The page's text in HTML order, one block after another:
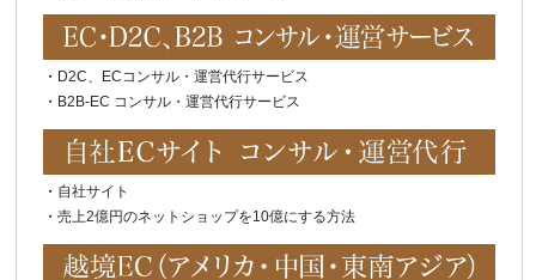
・ D2C、ECコンサル・運営代行サービス
・ B2B-EC コンサル・運営代行サービス
・ 自社サイト
・ 売上2億円のネットショップを10億にする方法